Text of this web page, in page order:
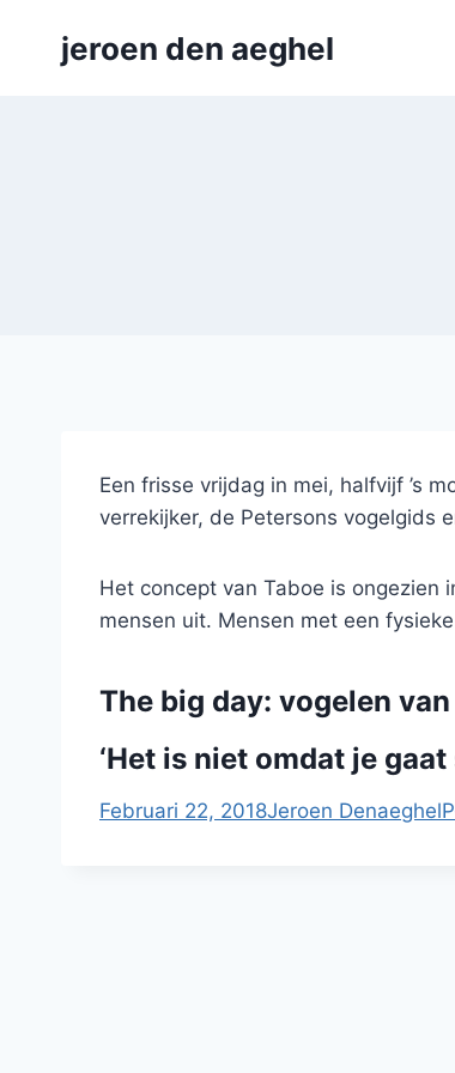
jeroen den aeghel
Een frisse vrijdag in mei, halfvijf ’s
verrekijker, de Petersons vogelgids
Het concept van Taboe is ongezien
mensen uit. Mensen met een
The big day: vogelen
‘Het is niet omdat je
Februari 22, 2018Jeroen Denaeghel